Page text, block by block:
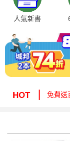
人氣新書
HOT
絕版35
周年慶